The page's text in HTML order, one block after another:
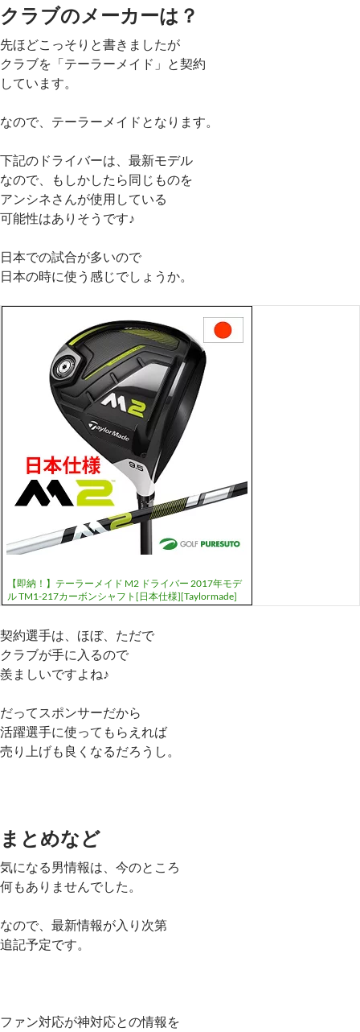
クラブのメーカーは？
先ほどこっそりと書きましたが
クラブを「テーラーメイド」と契約
しています。
なので、テーラーメイドとなります。
下記のドライバーは、最新モデル
なので、もしかしたら同じものを
アンシネさんが使用している
可能性はありそうです♪
日本での試合が多いので
日本の時に使う感じでしょうか。
【即納！】テーラーメイド M2 ドライバー 2017年モデ
ル TM1-217カーボンシャフト[日本仕様][Taylormade]
契約選手は、ほぼ、ただで
クラブが手に入るので
羨ましいですよね♪
だってスポンサーだから
活躍選手に使ってもらえれば
売り上げも良くなるだろうし。
まとめなど
気になる男情報は、今のところ
何もありませんでした。
なので、最新情報が入り次第
追記予定です。
ファン対応が神対応との情報を